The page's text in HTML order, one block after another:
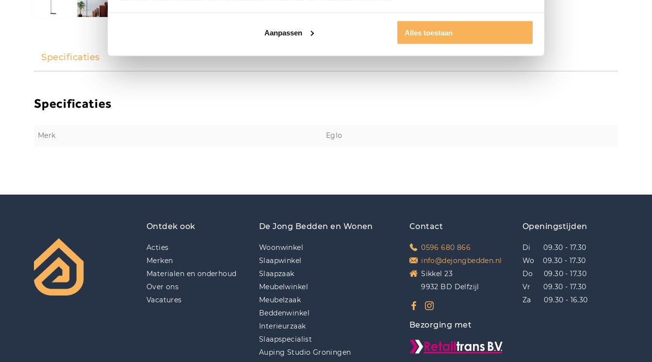
Aanpassen Alles toestaan
Specificaties
Specificaties
Merk Eglo
Ontdek ook
Acties
Merken
Materialen en onderhoud
Over ons
Vacatures
De Jong Bedden en Wonen
Woonwinkel
Slaapwinkel
Slaapzaak
Meubelwinkel
Meubelzaak
Beddenwinkel
Interieurzaak
Slaapspecialist
Auping Studio Groningen
Contact
0596 680 866
info@dejongbedden.nl
Sikkel 23
9932 BD Delfzijl
Bezorging met
Openingstijden
Di 09.30 - 17.30
Wo 09.30 - 17.30
Do 09.30 - 17.30
Vr 09.30 - 17.30
Za 09.30 - 16.30